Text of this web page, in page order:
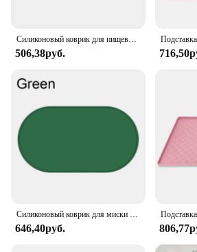
506,38руб.
646,40руб.